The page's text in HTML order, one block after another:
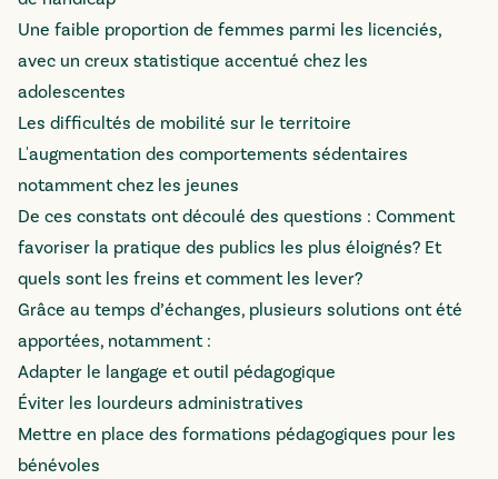
Une faible proportion de femmes parmi les licenciés,
avec un creux statistique accentué chez les
adolescentes
Les difficultés de mobilité sur le territoire
L'augmentation des comportements sédentaires
notamment chez les jeunes
De ces constats ont découlé des questions : Comment
favoriser la pratique des publics les plus éloignés? Et
quels sont les freins et comment les lever?
Grâce au temps d’échanges, plusieurs solutions ont été
apportées, notamment :
Adapter le langage et outil pédagogique
Éviter les lourdeurs administratives
Mettre en place des formations pédagogiques pour les
bénévoles